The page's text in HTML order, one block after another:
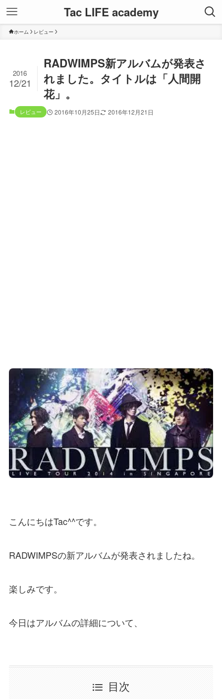
Tac LIFE academy
ホーム レビュー
RADWIMPS新アルバムが発表さ
れました。タイトルは「人間開
花」。
2016
12/21
レビュー 2016年10月25日 2016年12月21日
こんにちはTac^^です。
RADWIMPSの新アルバムが発表されましたね。
楽しみです。
今日はアルバムの詳細について、
目次